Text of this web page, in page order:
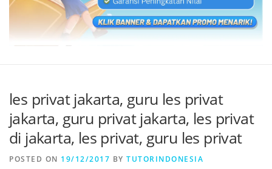
les privat jakarta, guru les privat
jakarta, guru privat jakarta, les privat
di jakarta, les privat, guru les privat
POSTED ON 19/12/2017 BY TUTORINDONESIA